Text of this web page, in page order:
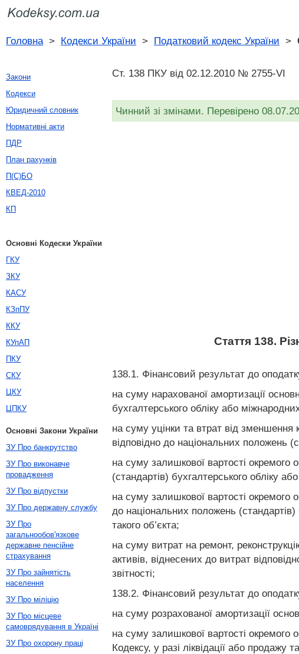
Головна> Кодекси України > Податковий кодекс України >
Ст. 138 ПКУ від 02.12.2010 № 2755-VI
Чинний зі змінами. Перевірено
Стаття 138.
138.1. Фінансовий результат до
на суму нарахованої амортизації
бухгалтерського обліку або
на суму уцінки та втрат від зменшення
відповідно до національних положень
на суму залишкової вартості окремого
(стандартів) бухгалтерського обліку
на суму залишкової вартості окремого
до національних положень (стандартів)
такого об’єкта;
на суму витрат на ремонт,
активів, віднесених до витрат
звітності;
138.2. Фінансовий результат до
на суму розрахованої амортизації
на суму залишкової вартості окремого
Кодексу, у разі ліквідації або продажу
Закони
Кодекси
Юридичний словник
Нормативні акти
ПДР
План рахунків
П(С)БО
КВЕД-2010
КП
Основні Кодески України
ГКУ
ЗКУ
КАСУ
КЗпПУ
ККУ
КУпАП
ПКУ
СКУ
ЦКУ
ЦПКУ
Основні Закони України
ЗУ Про банкрутство
ЗУ Про виконавче
провадження
ЗУ Про відпустки
ЗУ Про державну службу
ЗУ Про
загальнообов'язкове
державне пенсійне
страхування
ЗУ Про зайнятість
населення
ЗУ Про міліцію
ЗУ Про місцеве
самоврядування в Україні
ЗУ Про охорону праці